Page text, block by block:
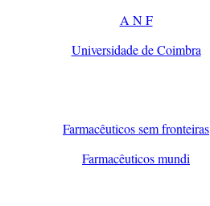
A N F
Universidade de Coimbra
Farmacêuticos sem fronteiras
Farmacêuticos mundi